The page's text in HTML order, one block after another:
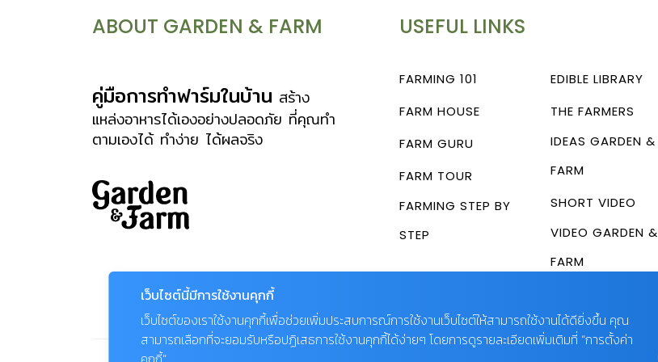
เคลือบด้วยขี้ผึ้ง เพื่อช่วยลดการสูญเสียน้ำ
(areole) ซึ่งอาจเรียงต่อกันอยู่บนแนวซี่
หรือสันสูงของต้นที่เรียกว่า สันต้น (rib)
หรือเรียงอยู่บนเนินนูนที่เรียกว่า “เนิน
คือจุดเด่นของแคคตัส ซึ่งเกิดจากการ
เปลี่ยนใบให้กลายเป็นหนาม เพื่อให้เหมาะ
กับสภาพอากาศที่ร้อนและแห้งแล้ง ทำให้ต้น
ไปได้ หนามของแคคตัสมีหลายแบบ หลาย
ลักษณะ บางชนิดมีหนามแหลมคล้ายเข็ม
เย็บผ้า บางชนิดปลายหนามงอคล้ายตะขอ
ABOUT GARDEN & FARM
คู่มือการทำฟาร์มในบ้าน สร้าง
แหล่งอาหารได้เองอย่างปลอดภัย ที่คุณทำ
ตามเองได้ ทำง่าย ได้ผลจริง
USEFUL LINKS
FARMING 101
FARM HOUSE
FARM GURU
FARM TOUR
FARMING STEP BY
STEP
EDIBLE LIBRARY
THE FARMERS
IDEAS GARDEN &
FARM
SHORT VIDEO
VIDEO GARDEN &
FARM
เว็บไซต์นี้มีการใช้งานคุกกี้
เว็บไซต์ของเราใช้งานคุกกี้เพื่อช่วยเพิ่มประสบการณ์การใช้งานเว็บไซต์ให้สามารถใช้งานได้ดียิ่งขึ้น คุณ
สามารถเลือกที่จะยอมรับหรือปฏิเสธการใช้งานคุกกี้ได้ง่ายๆ โดยการดูรายละเอียดเพิ่มเติมที่ “การตั้งค่า